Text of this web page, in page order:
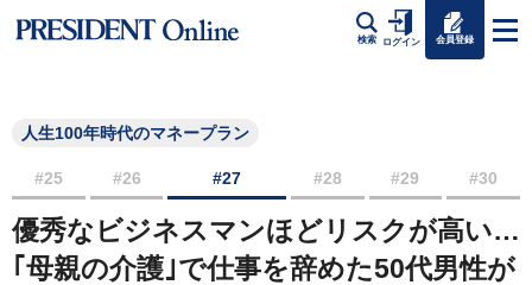
検索 ログイン 会員登録
人生100年時代のマネープラン
#25 #26 #27 #28 #29 #30
優秀なビジネスマンほどリスクが高い…
｢母親の介護｣で仕事を辞めた50代男性が